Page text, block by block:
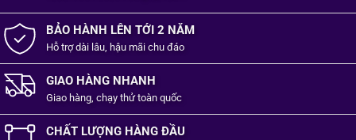
BẢO HÀNH LÊN TỚI 2 NĂM
Hỗ trợ dài lâu, hậu mãi chu đáo
GIAO HÀNG NHANH
Giao hàng, chạy thử toàn quốc
CHẤT LƯỢNG HÀNG ĐẦU